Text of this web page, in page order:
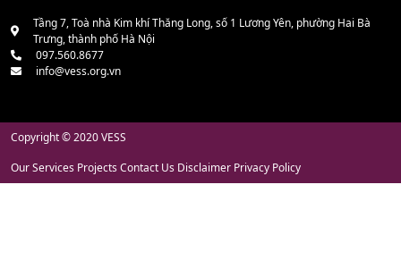
Tầng 7, Toà nhà Kim khí Thăng Long, số 1 Lương Yên, phường Hai Bà
Trưng, thành phố Hà Nội
097.560.8677
info@vess.org.vn
Copyright © 2020 VESS
Our Services Projects Contact Us Disclaimer Privacy Policy